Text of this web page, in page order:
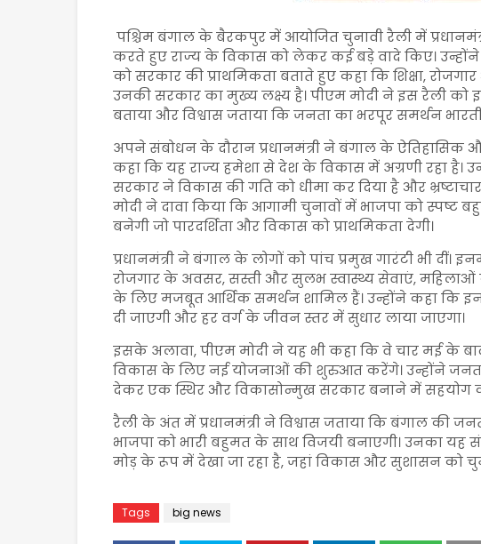
पश्चिम बंगाल के बैरकपुर में आयोजित चुनावी रैली में
करते हुए राज्य के विकास को लेकर कई बड़े वादे किए।
को सरकार की प्राथमिकता बताते हुए कहा कि शिक्षा,
उनकी सरकार का मुख्य लक्ष्य है। पीएम मोदी ने इस रैली
बताया और विश्वास जताया कि जनता का भरपूर समर्थन
अपने संबोधन के दौरान प्रधानमंत्री ने बंगाल के
कहा कि यह राज्य हमेशा से देश के विकास में अग्रणी रहा है।
सरकार ने विकास की गति को धीमा कर दिया है और
मोदी ने दावा किया कि आगामी चुनावों में भाजपा को
बनेगी जो पारदर्शिता और विकास को प्राथमिकता देगी।
प्रधानमंत्री ने बंगाल के लोगों को पांच प्रमुख गारंटी भी दीं।
रोजगार के अवसर, सस्ती और सुलभ स्वास्थ्य सेवाएं, महिलाओं
के लिए मजबूत आर्थिक समर्थन शामिल हैं। उन्होंने कहा कि
दी जाएगी और हर वर्ग के जीवन स्तर में सुधार लाया जाएगा।
इसके अलावा, पीएम मोदी ने यह भी कहा कि वे चार मई के
विकास के लिए नई योजनाओं की शुरुआत करेंगे। उन्होंने
देकर एक स्थिर और विकासोन्मुख सरकार बनाने में सहयोग
रैली के अंत में प्रधानमंत्री ने विश्वास जताया कि बंगाल की
भाजपा को भारी बहुमत के साथ विजयी बनाएगी। उनका यह
मोड़ के रूप में देखा जा रहा है, जहां विकास और सुशासन को
Tags big news